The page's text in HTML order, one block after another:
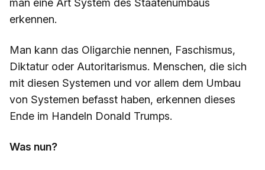
man eine Art System des Staatenumbaus
erkennen.
Man kann das Oligarchie nennen, Faschismus,
Diktatur oder Autoritarismus. Menschen, die sich
mit diesen Systemen und vor allem dem Umbau
von Systemen befasst haben, erkennen dieses
Ende im Handeln Donald Trumps.
Was nun?